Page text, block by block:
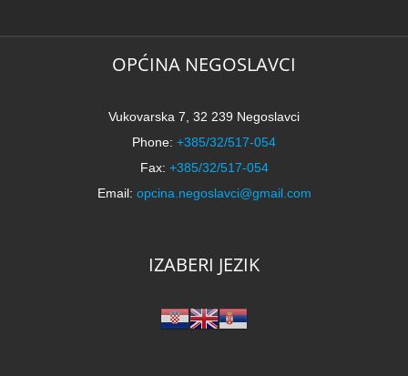
OPĆINA NEGOSLAVCI
Vukovarska 7, 32 239 Negoslavci
Phone: +385/32/517-054
Fax: +385/32/517-054
Email: opcina.negoslavci@gmail.com
IZABERI JEZIK